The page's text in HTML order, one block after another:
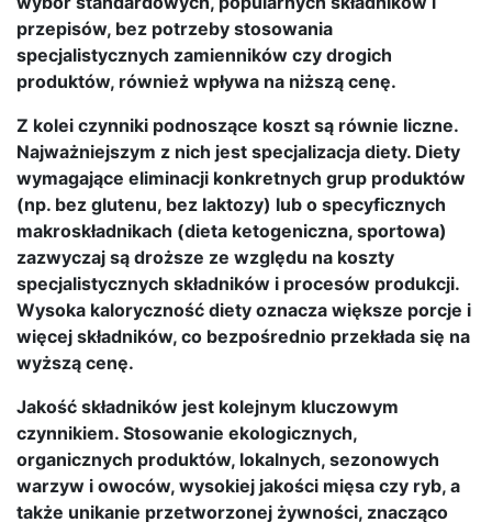
przepisów, bez potrzeby stosowania
specjalistycznych zamienników czy drogich
produktów, również wpływa na niższą cenę.
Z kolei czynniki podnoszące koszt są równie liczne.
Najważniejszym z nich jest specjalizacja diety. Diety
wymagające eliminacji konkretnych grup produktów
(np. bez glutenu, bez laktozy) lub o specyficznych
makroskładnikach (dieta ketogeniczna, sportowa)
zazwyczaj są droższe ze względu na koszty
specjalistycznych składników i procesów produkcji.
Wysoka kaloryczność diety oznacza większe porcje i
więcej składników, co bezpośrednio przekłada się na
wyższą cenę.
Jakość składników jest kolejnym kluczowym
czynnikiem. Stosowanie ekologicznych,
organicznych produktów, lokalnych, sezonowych
warzyw i owoców, wysokiej jakości mięsa czy ryb, a
także unikanie przetworzonej żywności, znacząco